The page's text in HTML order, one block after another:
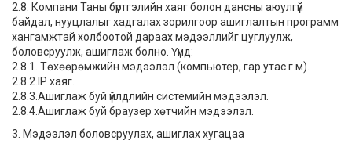
2.8. Компани Таны бүртгэлийн хаяг болон дансны аюулгүй
байдал, нууцлалыг хадгалах зорилгоор ашиглалтын программ
хангамжтай холбоотой дараах мэдээллийг цуглуулж,
боловсруулж, ашиглаж болно. Үүнд:
2.8.1. Төхөөрөмжийн мэдээлэл (компьютер, гар утас г.м).
2.8.2.IP хаяг.
2.8.3.Ашиглаж буй үйлдлийн системийн мэдээлэл.
2.8.4.Ашиглаж буй браузер хөтчийн мэдээлэл.
3. Мэдээлэл боловсруулах, ашиглах хугацаа